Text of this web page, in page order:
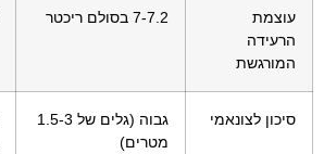
עוצמת
הרעידה
המורגשת
7-7.2 בסולם ריכטר
סיכון לצונאמי
גבוה (גלים של 1.5-3
מטרים)